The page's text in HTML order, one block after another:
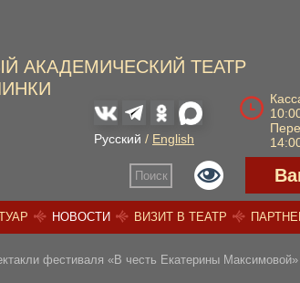
АКАДЕМИЧЕСКИЙ ТЕАТР
Русский / English
Поиск
НОВОСТИ ВИЗИТ В ТЕАТР
фестиваля «В честь Екатерины Максимовой»